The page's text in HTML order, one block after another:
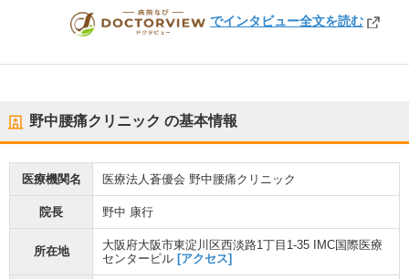
DOCTORVIEW
でインタビュー全文を読む
野中腰痛クリニック の基本情報
医療機関名 医療法人蒼優会 野中腰痛クリニック
院長 野中 康行
所在地
大阪府大阪市東淀川区西淡路1丁目1-35 IMC国際医療
センタービル [アクセス]